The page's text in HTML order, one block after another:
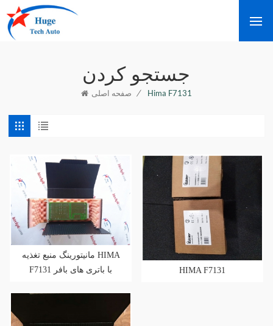
جستجو کردن
صفحه اصلی / Hima F7131
مانیتورینگ منبع تغذیه HIMA
F7131 با باتری های بافر
HIMA F7131